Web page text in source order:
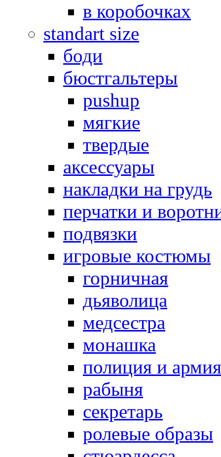
в коробочках
standart size
боди
бюстгальтеры
pushup
мягкие
твердые
аксессуары
накладки на грудь
перчатки и
подвязки
игровые костюмы
горничная
дьяволица
медсестра
монашка
полиция и армия
рабыня
секретарь
ролевые образы